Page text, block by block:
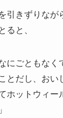
引きずりなが
ると、
にごともなく
とだし、おい
ホットウィー